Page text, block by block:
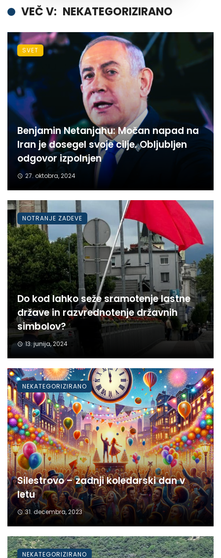
VEČ V: NEKATEGORIZIRANO
Benjamin Netanjahu: Močan napad na
Iran je dosegel svoje cilje. Obljubljen
odgovor izpolnjen
27. oktobra, 2024
SVET
Do kod lahko seže sramotenje lastne
države in razvrednotenje državnih
simbolov?
13. junija, 2024
NOTRANJE ZADEVE
Silestrovo – zadnji koledarski dan v
letu
31. decembra, 2023
NEKATEGORIZIRANO
NEKATEGORIZIRANO